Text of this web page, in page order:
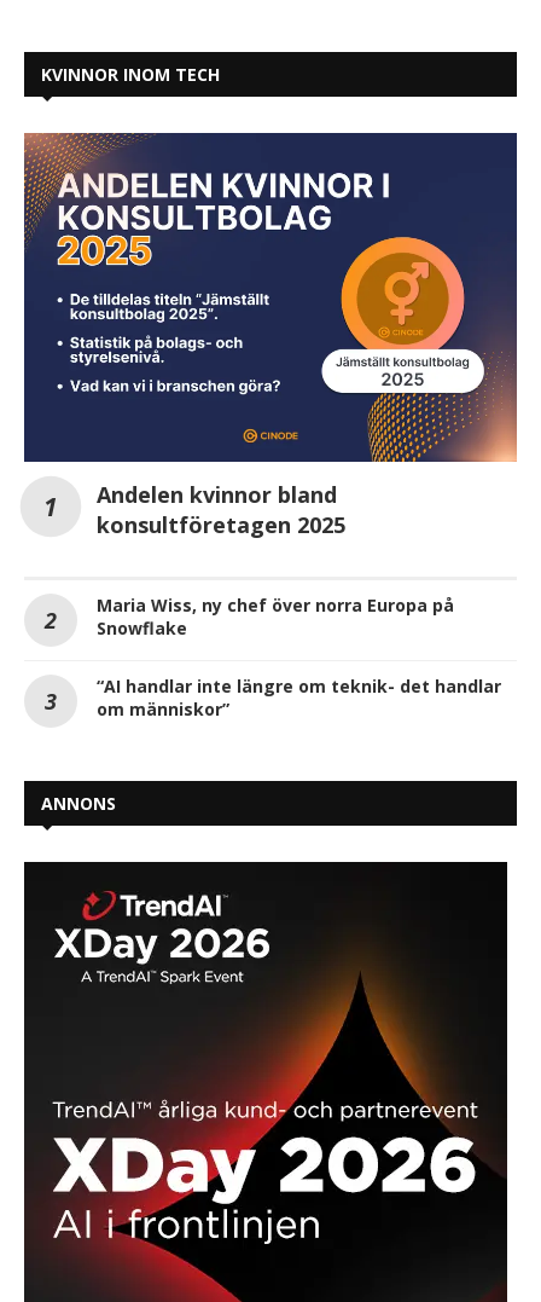
KVINNOR INOM TECH
Andelen kvinnor bland
konsultföretagen 2025
Maria Wiss, ny chef över norra Europa på
Snowflake
“AI handlar inte längre om teknik- det handlar
om människor”
ANNONS